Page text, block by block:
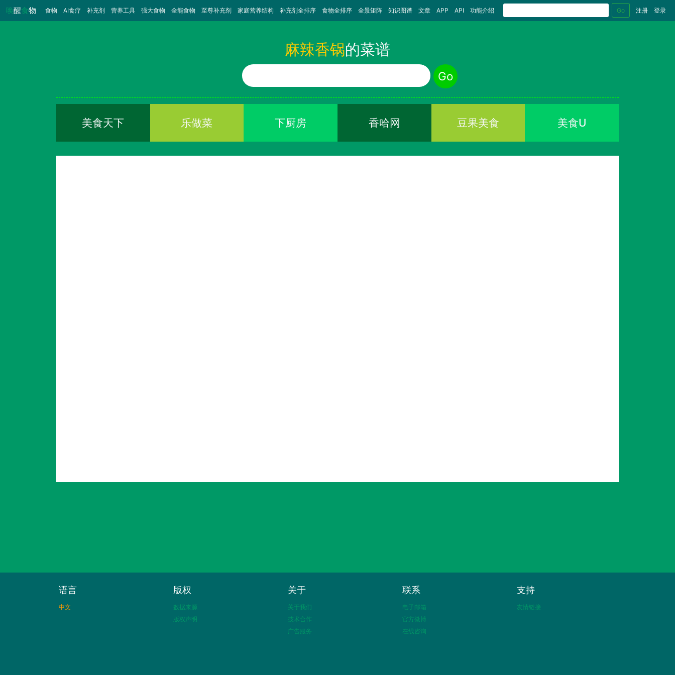
唤醒食物 食物 （当前）
AI食疗 补充剂 营养工具 强大食物 全能食物 至尊补充剂 家庭营养结构 补充剂全排序 食物全排序 全景矩阵 知识图谱 文章 APP API 功能介绍 Go 注册 登录
麻辣香锅的菜谱
食物名称
Go
美食天下 乐做菜 下厨房 香哈网 豆果美食 美食U
语言
中文
版权
数据来源
版权声明
关于
关于我们
技术合作
广告服务
联系
电子邮箱
官方微博
在线咨询
支持
友情链接